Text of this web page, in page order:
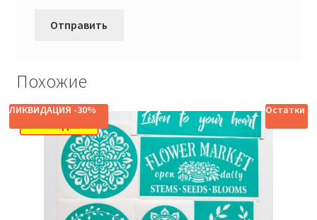
Похожие
ЛИКВИДАЦИЯ -30% Остатки